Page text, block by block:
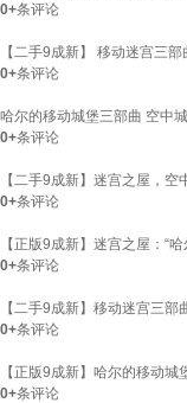
0+条评论
【二手9成新】 移动迷宫三部
0+条评论
哈尔的移动城堡三部曲 空中
0+条评论
【二手9成新】迷宫之屋，
0+条评论
【正版9成新】迷宫之屋：“
0+条评论
【二手9成新】移动迷宫三部
0+条评论
【正版9成新】哈尔的移动
0+条评论